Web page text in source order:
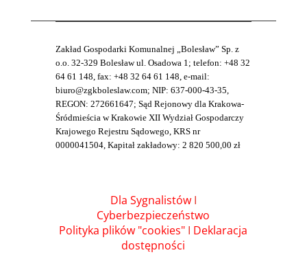
Zakład Gospodarki Komunalnej „Bolesław” Sp. z
o.o. 32-329 Bolesław ul. Osadowa 1; telefon: +48 32
64 61 148, fax: +48 32 64 61 148, e-mail:
biuro@zgkboleslaw.com; NIP: 637-000-43-35,
REGON: 272661647; Sąd Rejonowy dla Krakowa-
Śródmieścia w Krakowie XII Wydział Gospodarczy
Krajowego Rejestru Sądowego, KRS nr
0000041504, Kapitał zakładowy: 2 820 500,00 zł
Dla SygnalistówI
Cyberbezpieczeństwo
Polityka plików "cookies" I Deklaracja
dostępności